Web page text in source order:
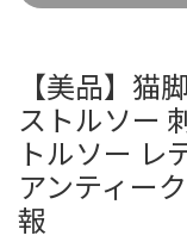
【美品】猫
ストルソー
トルソー レ
アンティー
報